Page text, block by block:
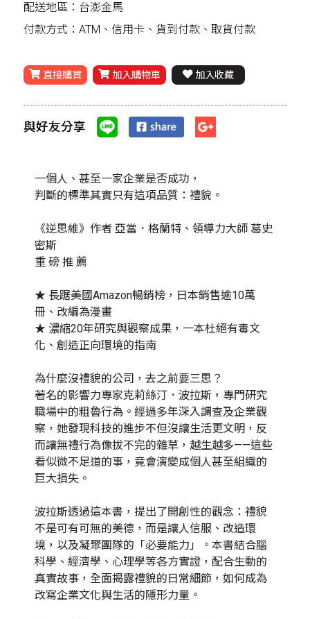
配送地區：台澎金馬
付款方式：ATM、信用卡、貨到付款、取貨付款
直接購買 加入購物車 加入收藏
與好友分享
一個人、甚至一家企業是否成功，
判斷的標準其實只有這項品質：禮貌。
《逆思維》作者 亞當．格蘭特、領導力大師 葛史
密斯
重 磅 推 薦
★ 長踞美國Amazon暢銷榜，日本銷售逾10萬
冊、改編為漫畫
★ 濃縮20年研究與觀察成果，一本杜絕有毒文
化、創造正向環境的指南
為什麼沒禮貌的公司，去之前要三思？
著名的影響力專家克莉絲汀．波拉斯，專門研究
職場中的粗魯行為。經過多年深入調查及企業觀
察，她發現科技的進步不但沒讓生活更文明，反
而讓無禮行為像拔不完的雜草，越生越多——這些
看似微不足道的事，竟會演變成個人甚至組織的
巨大損失。
波拉斯透過這本書，提出了開創性的觀念：禮貌
不是可有可無的美德，而是讓人信服、改造環
境，以及凝聚團隊的「必要能力」。本書結合腦
科學、經濟學、心理學等各方實證，配合生動的
真實故事，全面揭露禮貌的日常細節，如何成為
改寫企業文化與生活的隱形力量。